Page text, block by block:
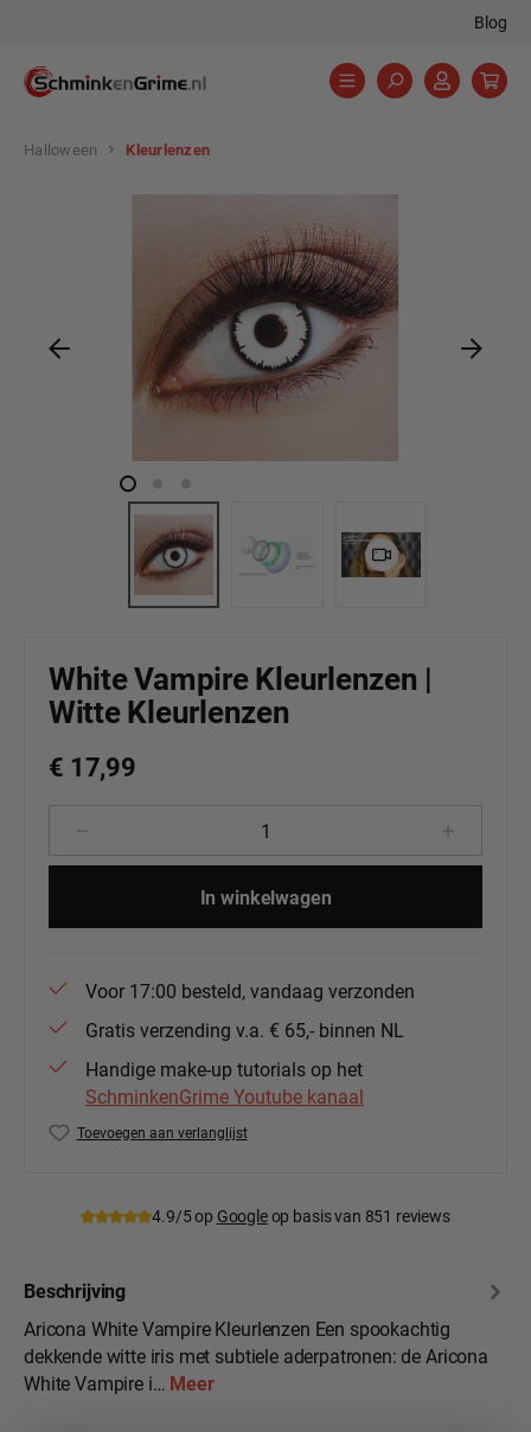
Blog
Halloween Kleurlenzen
White Vampire Kleurlenzen |
Witte Kleurlenzen
€ 17,99
Producthoeveelheid: Voer de
In winkelwagen
Voor 17:00 besteld, vandaag verzonden
Gratis verzending v.a. € 65,- binnen NL
Handige make-up tutorials op het
SchminkenGrime Youtube kanaal
Toevoegen aan verlanglijst
4.9/5 op Googleop basis van 851 reviews
Beschrijving
Aricona White Vampire Kleurlenzen Een spookachtig
dekkende witte iris met subtiele aderpatronen: de Aricona
White Vampire i… Meer